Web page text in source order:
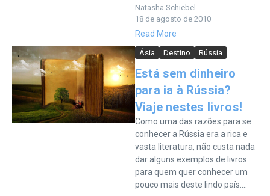
Natasha Schiebel
18 de agosto de 2010
Read More
Ásia Destino Rússia
Está sem dinheiro
para ia à Rússia?
Viaje nestes livros!
Como uma das razões para se
conhecer a Rússia era a rica e
vasta literatura, não custa nada
dar alguns exemplos de livros
para quem quer conhecer um
pouco mais deste lindo país....